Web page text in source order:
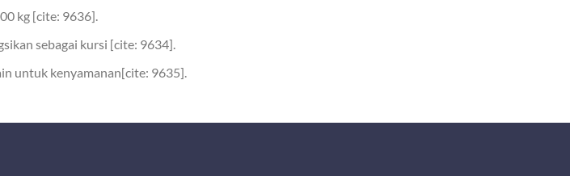
kg [cite: 9636].
sebagai kursi [cite: 9634].
untuk kenyamanan[cite: 9635].